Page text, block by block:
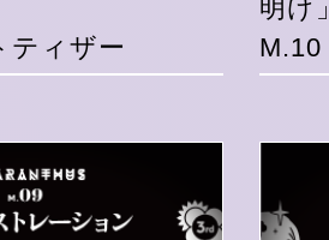
ティザー
明け